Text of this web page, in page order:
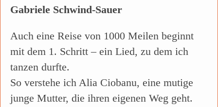
Gabriele Schwind-Sauer
Auch eine Reise von 1000 Meilen beginnt
mit dem 1. Schritt – ein Lied, zu dem ich
tanzen durfte.
So verstehe ich Alia Ciobanu, eine mutige
junge Mutter, die ihren eigenen Weg geht.